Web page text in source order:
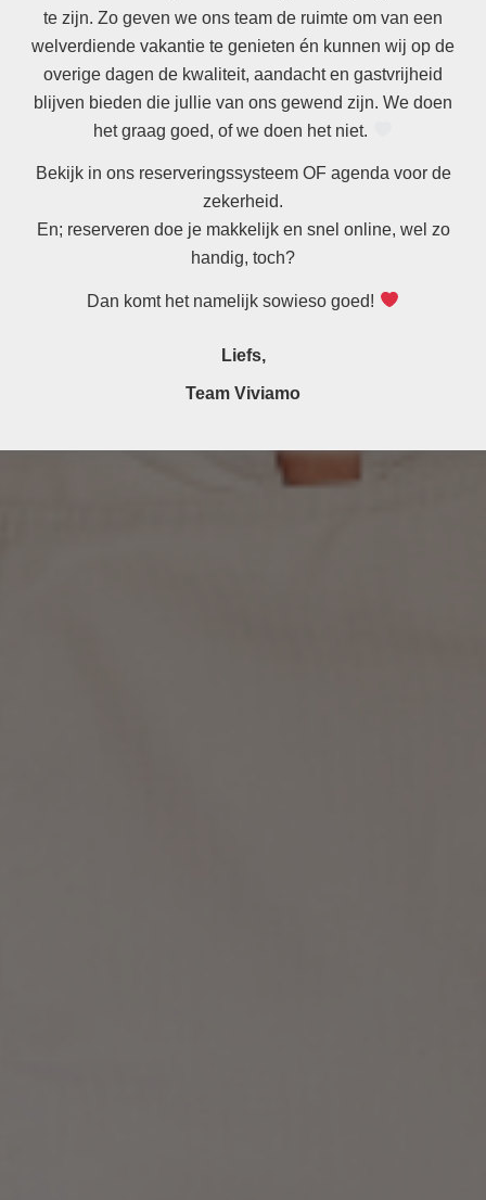
te zijn. Zo geven we ons team de ruimte om van een
welverdiende vakantie te genieten én kunnen wij op de
overige dagen de kwaliteit, aandacht en gastvrijheid
blijven bieden die jullie van ons gewend zijn. We doen
het graag goed, of we doen het niet.
Bekijk in ons reserveringssysteem OF agenda voor de
zekerheid.
En; reserveren doe je makkelijk en snel online, wel zo
handig, toch?
Dan komt het namelijk sowieso goed!
Liefs,
Team Viviamo